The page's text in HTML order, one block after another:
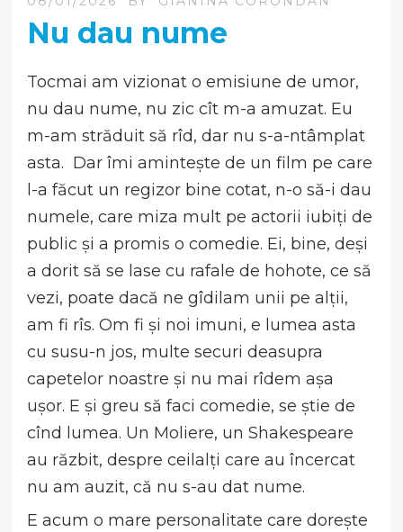
Nu dau nume
Tocmai am vizionat o emisiune de umor,
nu dau nume, nu zic cît m-a amuzat. Eu
m-am străduit să rîd, dar nu s-a-ntâmplat
asta. Dar îmi amintește de un film pe care
l-a făcut un regizor bine cotat, n-o să-i dau
numele, care miza mult pe actorii iubiți de
public și a promis o comedie. Ei, bine, deși
a dorit să se lase cu rafale de hohote, ce să
vezi, poate dacă ne gîdilam unii pe alții,
am fi rîs. Om fi și noi imuni, e lumea asta
cu susu-n jos, multe securi deasupra
capetelor noastre și nu mai rîdem așa
ușor. E și greu să faci comedie, se știe de
cînd lumea. Un Moliere, un Shakespeare
au răzbit, despre ceilalți care au încercat
nu am auzit, că nu s-au dat nume.
E acum o mare personalitate care dorește